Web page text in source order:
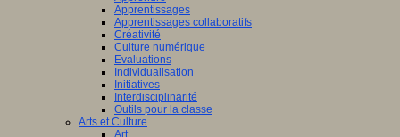
Apprentissages
Apprentissages collaboratifs
Créativité
Culture numérique
Evaluations
Individualisation
Initiatives
Interdisciplinarité
Outils pour la classe
Arts et Culture
Art